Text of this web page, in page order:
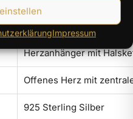
Impressum
eine externe Prüfung
Herzanhänger mit
Offenes Herz mit
925 Sterling Silber